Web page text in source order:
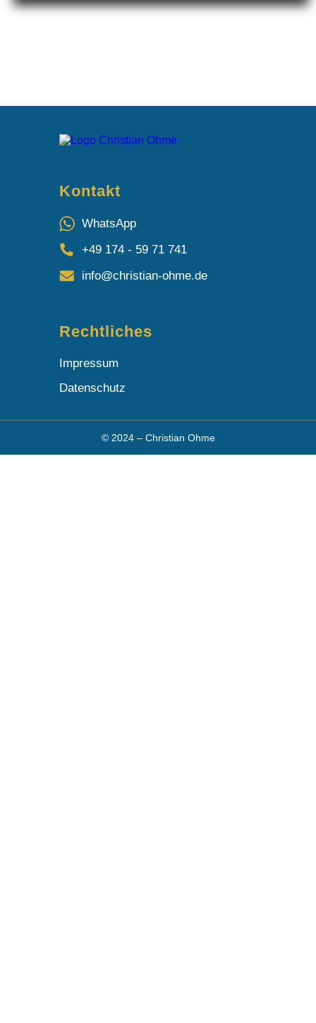
Kontakt
WhatsApp
+49 174 - 59 71 741
info@christian-ohme.de
Rechtliches
Impressum
Datenschutz
© 2024 – Christian Ohme